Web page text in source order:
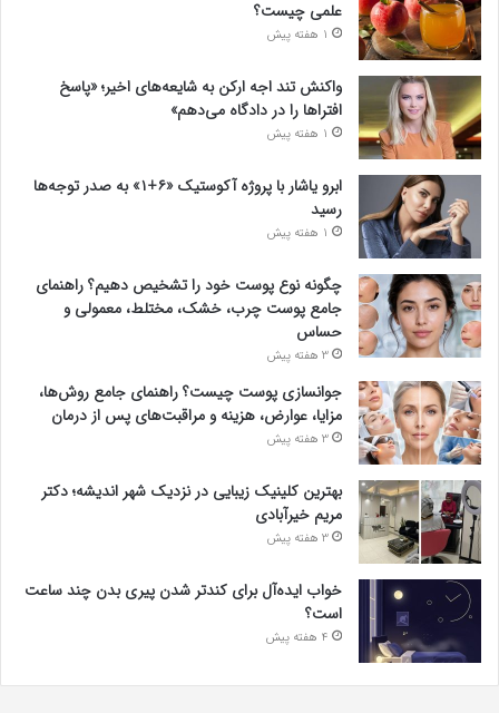
علمی چیست؟
1 هفته پیش
واکنش تند اجه ارکن به شایعه‌های اخیر؛ «پاسخ
افتراها را در دادگاه می‌دهم»
1 هفته پیش
ابرو یاشار با پروژه آکوستیک «۶+۱» به صدر توجه‌ها
رسید
1 هفته پیش
چگونه نوع پوست خود را تشخیص دهیم؟ راهنمای
جامع پوست چرب، خشک، مختلط، معمولی و
حساس
3 هفته پیش
جوانسازی پوست چیست؟ راهنمای جامع روش‌ها،
مزایا، عوارض، هزینه و مراقبت‌های پس از درمان
3 هفته پیش
بهترین کلینیک زیبایی در نزدیک شهر اندیشه؛ دکتر
مریم خیرآبادی
3 هفته پیش
خواب ایده‌آل برای کندتر شدن پیری بدن چند ساعت
است؟
4 هفته پیش